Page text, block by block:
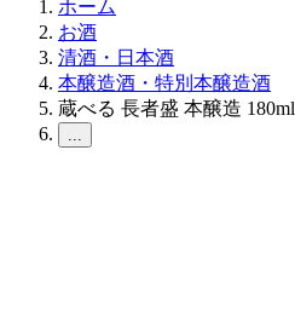
ホーム
お酒
清酒・日本酒
本醸造酒・特別本醸造酒
蔵べる 長者盛 本醸造 180ml
...